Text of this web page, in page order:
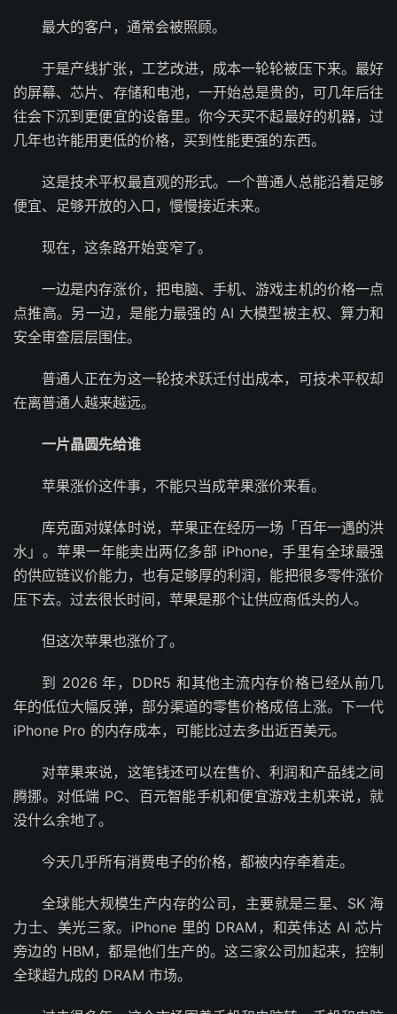
最大的客户，通常会被照顾。
于是产线扩张，工艺改进，成本一轮轮被压下来。最好
的屏幕、芯片、存储和电池，一开始总是贵的，可几年后往
往会下沉到更便宜的设备里。你今天买不起最好的机器，过
几年也许能用更低的价格，买到性能更强的东西。
这是技术平权最直观的形式。一个普通人总能沿着足够
便宜、足够开放的入口，慢慢接近未来。
现在，这条路开始变窄了。
一边是内存涨价，把电脑、手机、游戏主机的价格一点
点推高。另一边，是能力最强的 AI 大模型被主权、算力和
安全审查层层围住。
普通人正在为这一轮技术跃迁付出成本，可技术平权却
在离普通人越来越远。
一片晶圆先给谁
苹果涨价这件事，不能只当成苹果涨价来看。
库克面对媒体时说，苹果正在经历一场「百年一遇的洪
水」。苹果一年能卖出两亿多部 iPhone，手里有全球最强
的供应链议价能力，也有足够厚的利润，能把很多零件涨价
压下去。过去很长时间，苹果是那个让供应商低头的人。
但这次苹果也涨价了。
到 2026 年，DDR5 和其他主流内存价格已经从前几
年的低位大幅反弹，部分渠道的零售价格成倍上涨。下一代
iPhone Pro 的内存成本，可能比过去多出近百美元。
对苹果来说，这笔钱还可以在售价、利润和产品线之间
腾挪。对低端 PC、百元智能手机和便宜游戏主机来说，就
没什么余地了。
今天几乎所有消费电子的价格，都被内存牵着走。
全球能大规模生产内存的公司，主要就是三星、SK 海
力士、美光三家。iPhone 里的 DRAM，和英伟达 AI 芯片
旁边的 HBM，都是他们生产的。这三家公司加起来，控制
全球超九成的 DRAM 市场。